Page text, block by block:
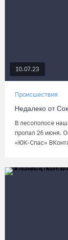
10.07.23
Происшествия
Недалеко от
В лесополосе
пропал 26 июня.
«ЮК-Спас»